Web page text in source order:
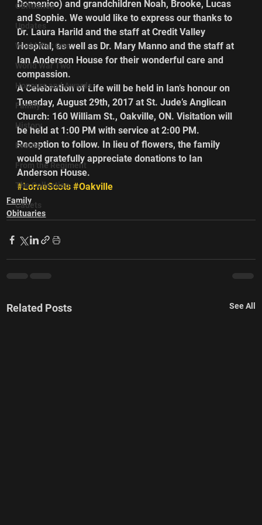
Obituaries
Updates
World War One
World War Two
Honours and Awards
Family
History
Events
From the Regiment
The Collection
Cadets
Domenico) and grandchildren Noah, Brooke, Lucas
and Sophie. We would like to express our thanks to
Dr. Laura Harild and the staff at Credit Valley
Hospital, as well as Dr. Mary Manno and the staff at
Ian Anderson House for their wonderful care and
compassion.
A Celebration of Life will be held in Ian’s honour on
Tuesday, August 29th, 2017 at St. Jude’s Anglican
Church: 160 William St., Oakville, ON. Visitation will
be held at 1:00 PM with service at 2:00 PM.
Reception to follow. In lieu of flowers, the family
would gratefully appreciate donations to Ian
Anderson House.
#LorneScots #Oakville
Family
Obituaries
Related Posts See All